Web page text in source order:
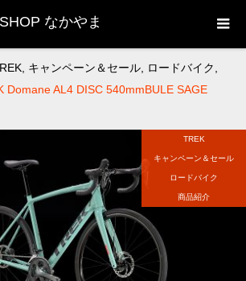
なかやま
キャンペーン＆セール ロードバイク
Domane AL4 DISC 540mmBULE SAGE
TREK
キャンペーン＆セール
ロードバイク
商品紹介